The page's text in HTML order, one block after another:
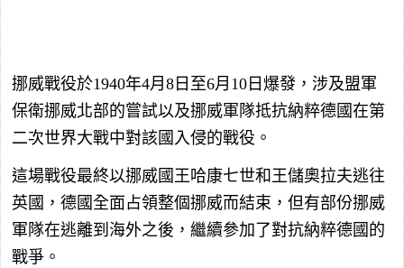
挪威戰役於1940年4月8日至6月10日爆發，涉及盟軍
保衛挪威北部的嘗試以及挪威軍隊抵抗納粹德國在第
二次世界大戰中對該國入侵的戰役。
這場戰役最終以挪威國王哈康七世和王儲奧拉夫逃往
英國，德國全面占領整個挪威而結束，但有部份挪威
軍隊在逃離到海外之後，繼續參加了對抗納粹德國的
戰爭。